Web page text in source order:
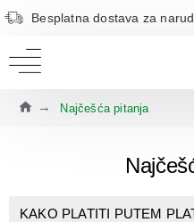
Besplatna dostava za
Najčešća pitanja
KAKO PLATITI PUTEM